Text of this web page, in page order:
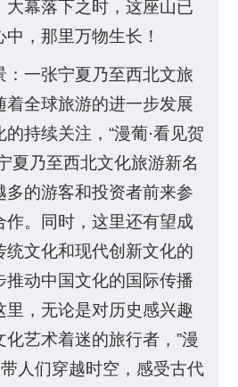
大幕落下之时，这座山已
，那里万物生长！
一张宁夏乃至西北文旅
着全球旅游的进一步发展
持续关注，“漫葡·看见贺
夏乃至西北文化旅游新名
多的游客和投资者前来参
作。同时，这里还有望成
统文化和现代创新文化的
推动中国文化的国际传播
里，无论是对历史感兴趣
艺术着迷的旅行者，”漫
人们穿越时空，感受古代